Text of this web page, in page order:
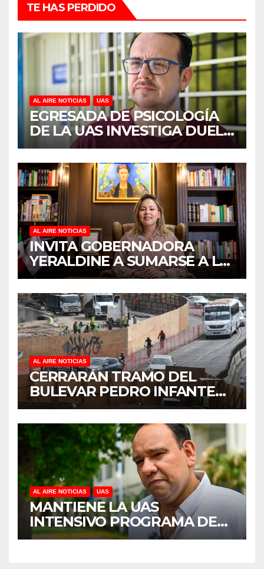
TE HAS PERDIDO
AL AIRE NOTICIAS UAS
EGRESADA DE PSICOLOGÍA
DE LA UAS INVESTIGA DUELO
ANTICIPADO Y SOBRECARGA
EN CUIDADORES DE
ADULTOS MAYORES
AL AIRE NOTICIAS
INVITA GOBERNADORA
YERALDINE A SUMARSE A LA
JORNADA NACIONAL DE
REFORESTACIÓN;
PLANTARÁN 6.6 MILLONES
DE ÁRBOLES
AL AIRE NOTICIAS
CERRARÁN TRAMO DEL
BULEVAR PEDRO INFANTE
PARA ACELERAR OBRAS
ANTES DEL REGRESO A
CLASES
AL AIRE NOTICIAS UAS
MANTIENE LA UAS
INTENSIVO PROGRAMA DE
MANTENIMIENTO Y